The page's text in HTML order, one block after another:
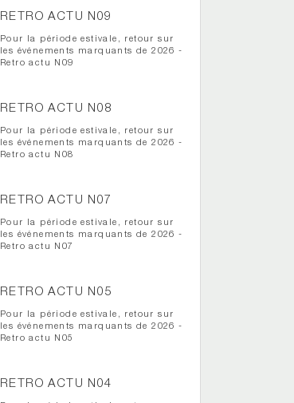
RETRO ACTU N09
Pour la période estivale, retour sur
les événements marquants de 2026 -
Retro actu N09
RETRO ACTU N08
Pour la période estivale, retour sur
les événements marquants de 2026 -
Retro actu N08
RETRO ACTU N07
Pour la période estivale, retour sur
les événements marquants de 2026 -
Retro actu N07
RETRO ACTU N05
Pour la période estivale, retour sur
les événements marquants de 2026 -
Retro actu N05
RETRO ACTU N04